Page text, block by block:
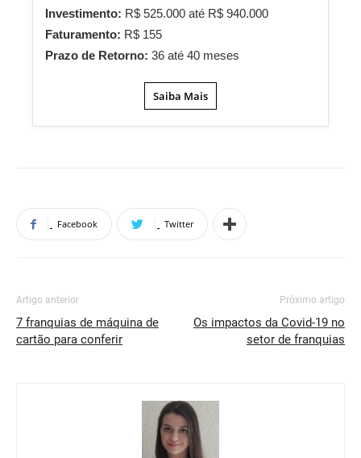
Investimento: R$ 525.000 até R$ 940.000
Faturamento: R$ 155
Prazo de Retorno: 36 até 40 meses
Saiba Mais
Facebook Twitter
Artigo anterior
7 franquias de máquina de
cartão para conferir
Próximo artigo
Os impactos da Covid-19 no
setor de franquias